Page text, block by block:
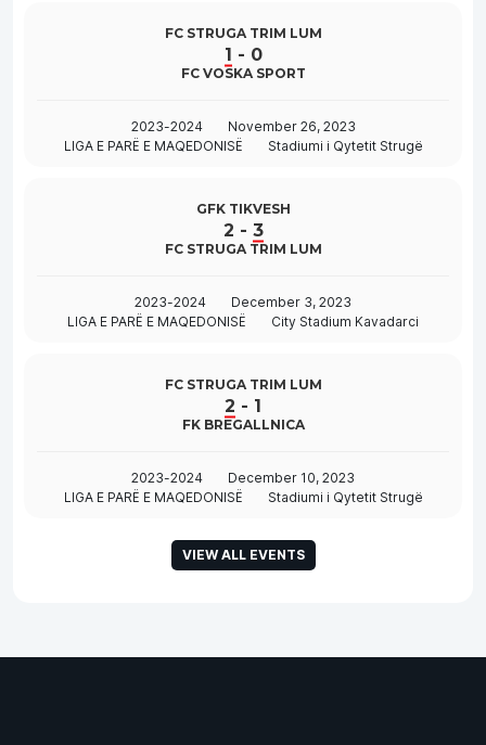
FC STRUGA TRIM LUM
1 - 0
FC VOSKA SPORT
2023-2024
November 26, 2023
LIGA E PARË E MAQEDONISË
Stadiumi i Qytetit Strugë
GFK TIKVESH
2 - 3
FC STRUGA TRIM LUM
2023-2024
December 3, 2023
LIGA E PARË E MAQEDONISË
City Stadium Kavadarci
FC STRUGA TRIM LUM
2 - 1
FK BREGALLNICA
2023-2024
December 10, 2023
LIGA E PARË E MAQEDONISË
Stadiumi i Qytetit Strugë
VIEW ALL EVENTS